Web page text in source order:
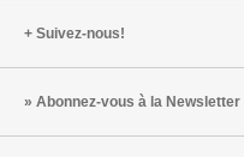
Suivez-nous!
Abonnez-vous à la